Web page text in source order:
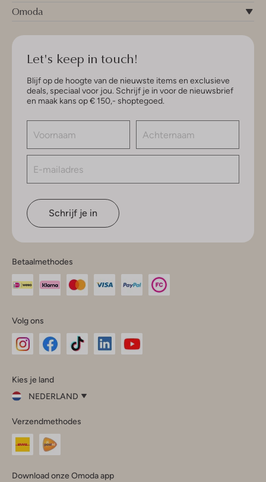
Omoda
Let's keep in touch!
Blijf op de hoogte van de nieuwste items en exclusieve
deals, speciaal voor jou. Schrijf je in voor de nieuwsbrief
en maak kans op € 150,- shoptegoed.
Schrijf je in
Betaalmethodes
Volg ons
InstagramFacebook
Kies je land
NEDERLAND
je
land
Nederland
Verzendmethodes
Download onze Omoda app